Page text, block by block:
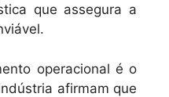
que assegura a
operacional é o
afirmam que